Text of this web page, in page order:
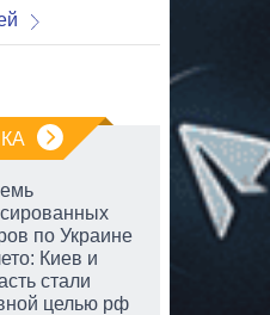
по Украине
Киев и
стали
целью рф